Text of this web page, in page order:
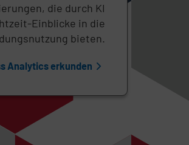
die durch KI
Einblicke in die
bieten.
Analytics erkunden